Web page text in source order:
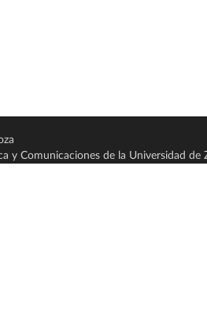
y Comunicaciones de la Universidad de